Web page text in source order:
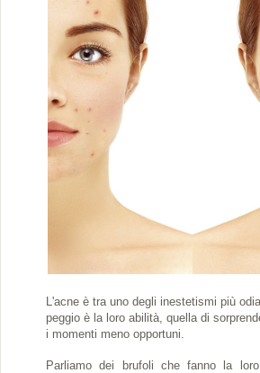
L'acne è tra uno degli inestetismi più
peggio è la loro abilità, quella di
i momenti meno opportuni.
Parliamo dei brufoli che fanno la